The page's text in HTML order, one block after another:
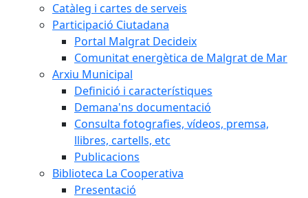
Catàleg i cartes de serveis
Participació Ciutadana
Portal Malgrat Decideix
Comunitat energètica de Malgrat de Mar
Arxiu Municipal
Definició i característiques
Demana'ns documentació
Consulta fotografies, vídeos, premsa,
llibres, cartells, etc
Publicacions
Biblioteca La Cooperativa
Presentació